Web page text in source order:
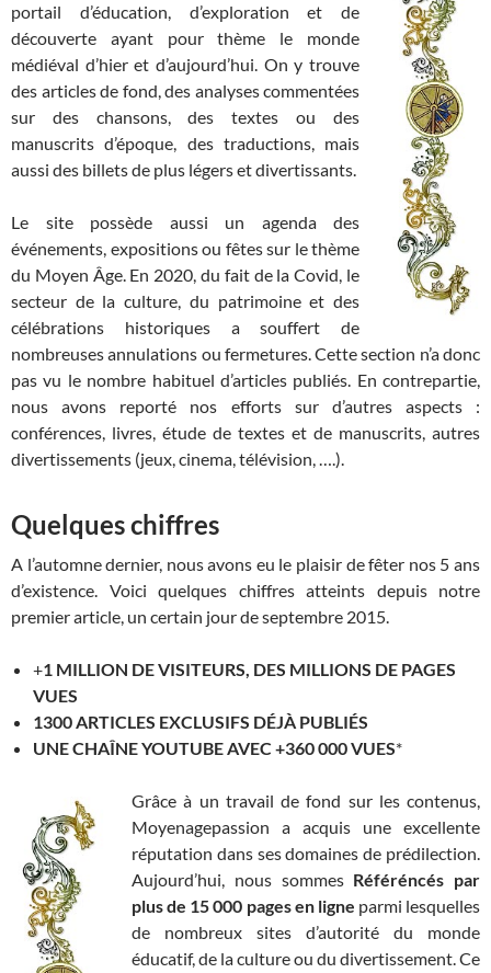
portail d’éducation, d’exploration et de
découverte ayant pour thème le monde
médiéval d’hier et d’aujourd’hui. On y trouve
des articles de fond, des analyses commentées
sur des chansons, des textes ou des
manuscrits d’époque, des traductions, mais
aussi des billets de plus légers et divertissants.
Le site possède aussi un agenda des
événements, expositions ou fêtes sur le thème
du Moyen Âge. En 2020, du fait de la Covid, le
secteur de la culture, du patrimoine et des
célébrations historiques a souffert de
nombreuses annulations ou fermetures. Cette section n’a donc
pas vu le nombre habituel d’articles publiés. En contrepartie,
nous avons reporté nos efforts sur d’autres aspects :
conférences, livres, étude de textes et de manuscrits, autres
divertissements (jeux, cinema, télévision, ….).
Quelques chiffres
A l’automne dernier, nous avons eu le plaisir de fêter nos 5 ans
d’existence. Voici quelques chiffres atteints depuis notre
premier article, un certain jour de septembre 2015.
+1 MILLION DE VISITEURS, DES MILLIONS DE PAGES
VUES
1300 ARTICLES EXCLUSIFS DÉJÀ PUBLIÉS
UNE CHAÎNE YOUTUBE AVEC +360 000 VUES*
Grâce à un travail de fond sur les contenus,
Moyenagepassion a acquis une excellente
réputation dans ses domaines de prédilection.
Aujourd’hui, nous sommes Référéncés par
plus de 15 000 pages en ligne parmi lesquelles
de nombreux sites d’autorité du monde
éducatif, de la culture ou du divertissement. Ce